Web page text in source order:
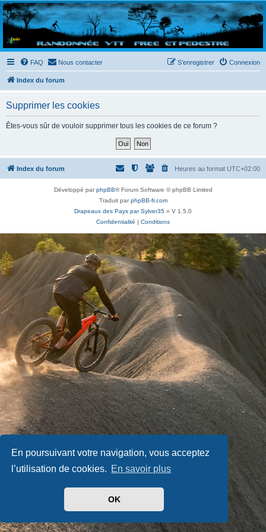
En poursuivant votre navigation, vous acceptez
l’utilisation de cookies. En savoir plus
OK
Randovttfree.fr
Bienvenue sur le site des randos vtt et pédestre de Bretagne . Bonne navigation sur le site
et bonnes randos dans l'Ouest !
FAQ Nous contacter Connexion
S’enregistrer
Index du forum
Supprimer les cookies
Êtes-vous sûr de vouloir supprimer tous les cookies de ce forum ?
Index du forum Heures au format UTC+02:00
Développé parphpBB® Forum Software © phpBB Limited
Traduit parphpBB-fr.com
Drapeaux des Pays par Sylver35 » V 1.5.0
Confidentialité | Conditions